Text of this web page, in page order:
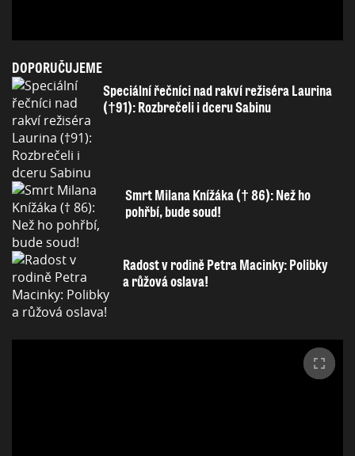
DOPORUČUJEME
Speciální řečníci nad rakví režiséra Laurina
(†91): Rozbrečeli i dceru Sabinu
Smrt Milana Knížáka († 86): Než ho
pohřbí, bude soud!
Radost v rodině Petra Macinky: Polibky
a růžová oslava!